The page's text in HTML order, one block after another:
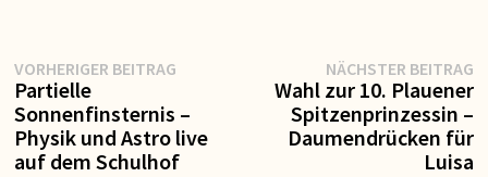
Beitragsnavigation
VORHERIGER BEITRAG
Partielle
Sonnenfinsternis –
Physik und Astro live
auf dem Schulhof
NÄCHSTER BEITRAG
Wahl zur 10. Plauener
Spitzenprinzessin –
Daumendrücken für
Luisa